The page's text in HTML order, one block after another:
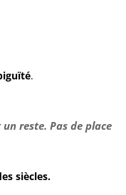
.
reste. Pas de place
siècles.